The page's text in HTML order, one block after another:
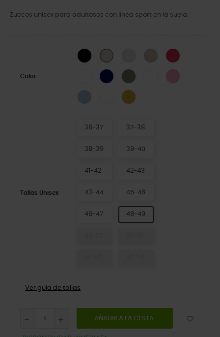
Zuecos unisex para adultosos con línea sport en la suela.
Color
Black Stucco/Melon Digital Raspberry
Navy Cargo
Blue Frost/Guava
White/Serene Green
Turmeric
Tallas Unisex
36-37 37-38
38-39 39-40
41-42 42-43
43-44 45-46
46-47 48-49
Ver guía de tallas
AÑADIR A LA CESTA